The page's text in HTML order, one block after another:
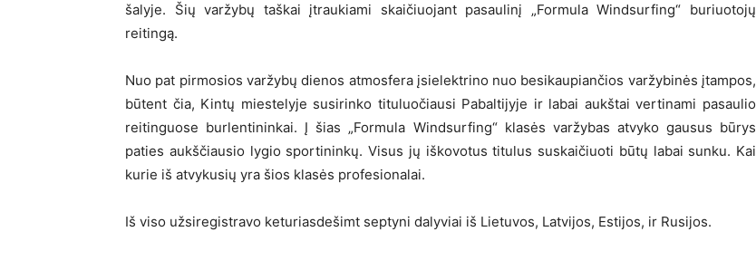
šalyje. Šių varžybų taškai įtraukiami skaičiuojant pasaulinį „Formula Windsurfing“ buriuotojų
reitingą.
Nuo pat pirmosios varžybų dienos atmosfera įsielektrino nuo besikaupiančios varžybinės įtampos,
būtent čia, Kintų miestelyje susirinko tituluočiausi Pabaltijyje ir labai aukštai vertinami pasaulio
reitinguose burlentininkai. Į šias „Formula Windsurfing“ klasės varžybas atvyko gausus būrys
paties aukščiausio lygio sportininkų. Visus jų iškovotus titulus suskaičiuoti būtų labai sunku. Kai
kurie iš atvykusių yra šios klasės profesionalai.
Iš viso užsiregistravo keturiasdešimt septyni dalyviai iš Lietuvos, Latvijos, Estijos, ir Rusijos.